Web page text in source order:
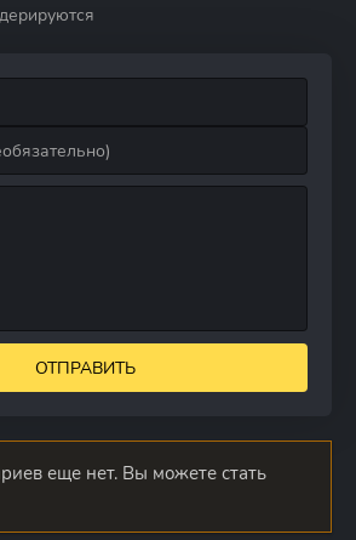
ОТПРАВИТЬ
еще нет. Вы можете стать